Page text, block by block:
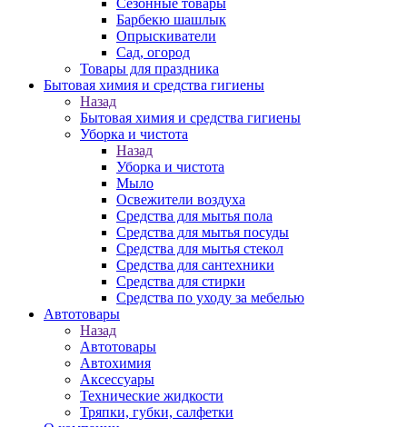
Сезонные товары
Барбекю шашлык
Опрыскиватели
Сад, огород
Товары для праздника
Бытовая химия и средства гигиены
Назад
Бытовая химия и средства гигиены
Уборка и чистота
Назад
Уборка и чистота
Мыло
Освежители воздуха
Средства для мытья пола
Средства для мытья посуды
Средства для мытья стекол
Средства для сантехники
Средства для стирки
Средства по уходу за мебелью
Автотовары
Назад
Автотовары
Автохимия
Аксессуары
Технические жидкости
Тряпки, губки, салфетки